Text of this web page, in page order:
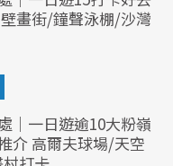
畫街/鐘聲泳棚/沙灣
｜一日遊逾10大粉嶺
介 高爾夫球場/天空